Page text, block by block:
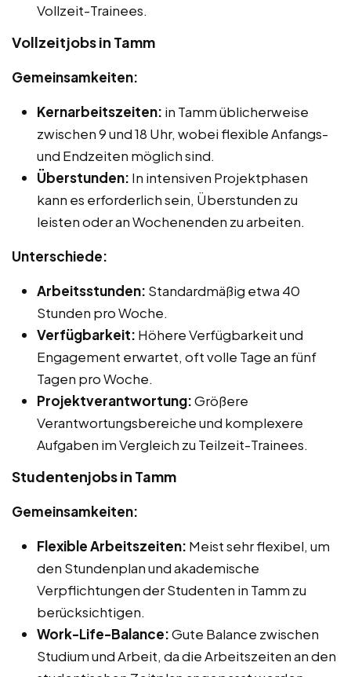
Vollzeit-Trainees.
Vollzeitjobs in Tamm
Gemeinsamkeiten:
Kernarbeitszeiten: in Tamm üblicherweise
zwischen 9 und 18 Uhr, wobei flexible Anfangs-
und Endzeiten möglich sind.
Überstunden: In intensiven Projektphasen
kann es erforderlich sein, Überstunden zu
leisten oder an Wochenenden zu arbeiten.
Unterschiede:
Arbeitsstunden: Standardmäßig etwa 40
Stunden pro Woche.
Verfügbarkeit: Höhere Verfügbarkeit und
Engagement erwartet, oft volle Tage an fünf
Tagen pro Woche.
Projektverantwortung:Größere
Verantwortungsbereiche und komplexere
Aufgaben im Vergleich zu Teilzeit-Trainees.
Studentenjobs in Tamm
Gemeinsamkeiten:
Flexible Arbeitszeiten: Meist sehr flexibel, um
den Stundenplan und akademische
Verpflichtungen der Studenten in Tamm zu
berücksichtigen.
Work-Life-Balance:Gute Balance zwischen
Studium und Arbeit, da die Arbeitszeiten an den